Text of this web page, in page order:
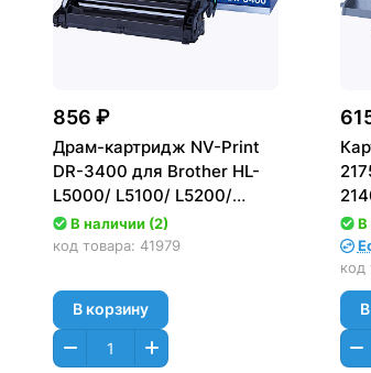
856 ₽
Драм-картридж NV-Print
DR-3400 для Brother HL-
L5000/ L5100/ L5200/
6250/ L6300/ L6400, DCP-
L5500/ L6600, MFC-L5700/
NV-DR3400
В наличии (2)
код товара: 41979
В корзину
В
код